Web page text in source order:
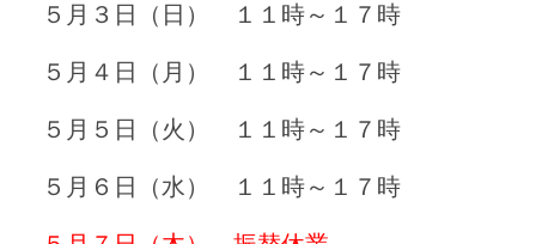
５月３日（日） １１時～１７時
５月４日（月） １１時～１７時
５月５日（火） １１時～１７時
５月６日（水） １１時～１７時